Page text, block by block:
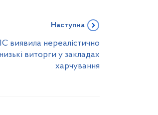
Наступна
виявила нереалістично
низькі виторги у закладах
харчування